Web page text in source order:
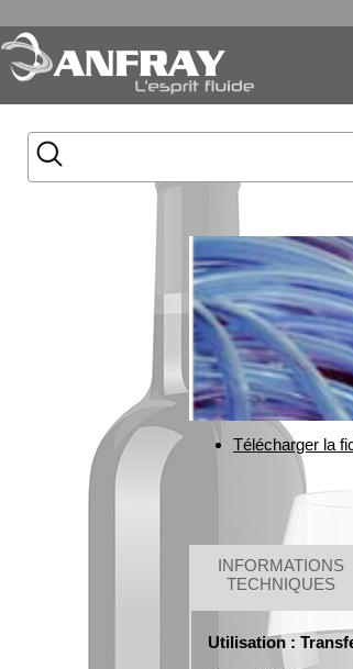
Télécharger la
INFORMATIONS
TECHNIQUES
Utilisation :